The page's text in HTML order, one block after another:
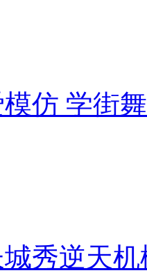
仿 学街
秀逆天机